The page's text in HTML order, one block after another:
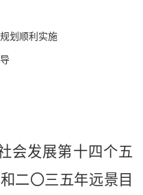
规划顺利实施
会发展第十四个五
二〇三五年远景目